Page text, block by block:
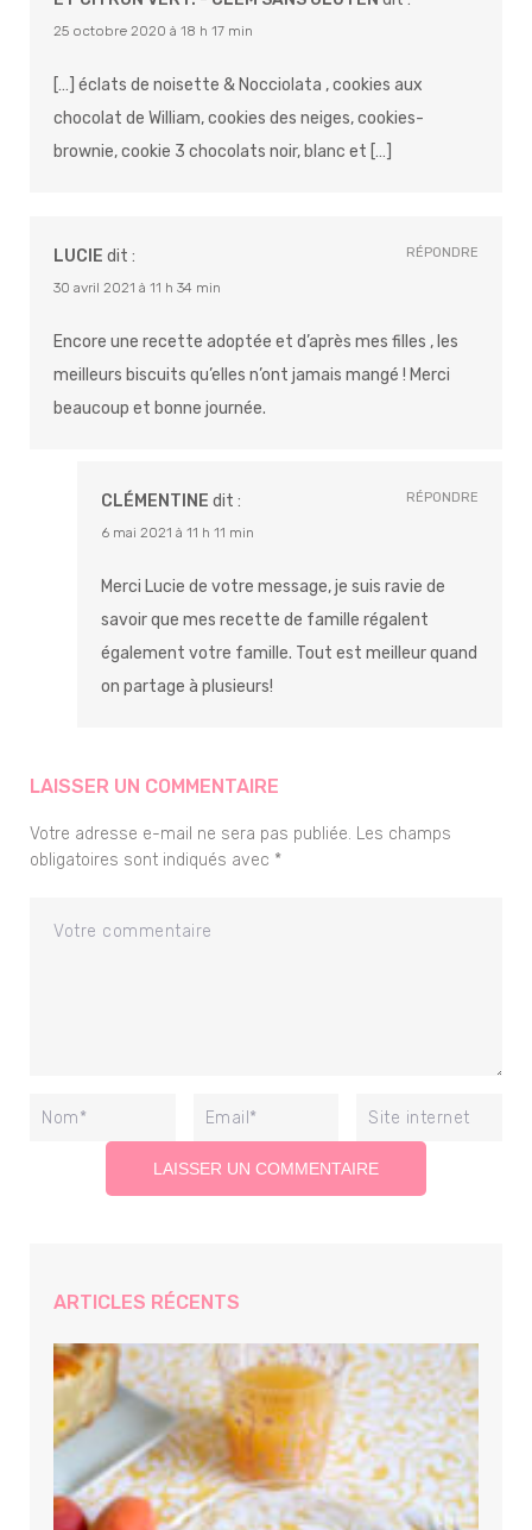
25 octobre 2020 à 18 h 17 min
[…] éclats de noisette & Nocciolata , cookies aux
chocolat de William, cookies des neiges, cookies-
brownie, cookie 3 chocolats noir, blanc et […]
LUCIE dit :
30 avril 2021 à 11 h 34 min
Encore une recette adoptée et d’après mes filles , les
meilleurs biscuits qu’elles n’ont jamais mangé ! Merci
beaucoup et bonne journée.
RÉPONDRE
CLÉMENTINE dit :
6 mai 2021 à 11 h 11 min
Merci Lucie de votre message, je suis ravie de
savoir que mes recette de famille régalent
également votre famille. Tout est meilleur quand
on partage à plusieurs!
RÉPONDRE
LAISSER UN COMMENTAIRE
Votre adresse e-mail ne sera pas publiée. Les champs
obligatoires sont indiqués avec *
ARTICLES RÉCENTS